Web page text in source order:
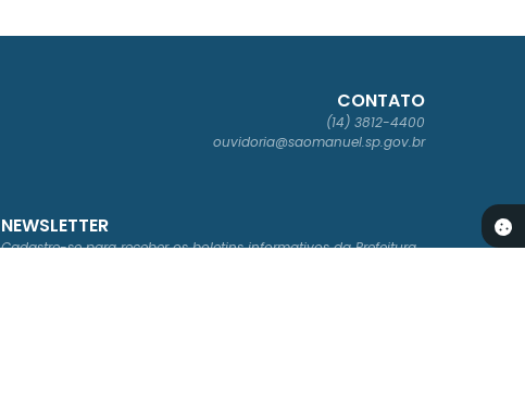
CONTATO
(14) 3812-4400
ouvidoria@saomanuel.sp.gov.br
NEWSLETTER
Cadastre-se para receber os boletins informativos da Prefeitura